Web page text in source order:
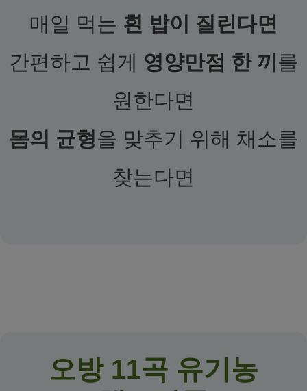
매일 먹는 흰 밥이 질린다면
간편하고 쉽게 영양만점 한 끼 를
원한다면
몸의 균형을 맞추기 위해 채소를
찾는다면
오방 11곡 유기농